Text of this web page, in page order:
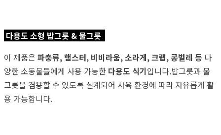
다용도 소형 밥그릇 & 물그릇
이 제품은 파충류, 햄스터, 비비라움, 소라게, 크랩, 콩벌레 등 다
양한 소동물들에게 사용 가능한 다용도 식기입니다.밥그릇과 물
그릇을 겸용할 수 있도록 설계되어 사육 환경에 따라 자유롭게 활
용 가능합니다.